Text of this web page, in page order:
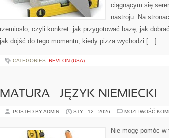
ciągnącym się
nastroju. Na
rzemiosło, czyli konkret: jak przygotować bazę, jak
jak dojść do tego momentu, kiedy pizza wychodzi […]
CATEGORIES: REVLON (USA)
MATURA – JĘZYK NIEMIECKI
POSTED BY ADMIN STY - 12 - 2026 MOŻLIWOŚĆ
Nie mogę pomóc